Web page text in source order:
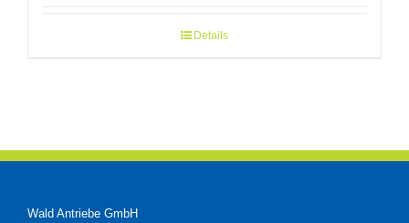
Details
Wald Antriebe GmbH